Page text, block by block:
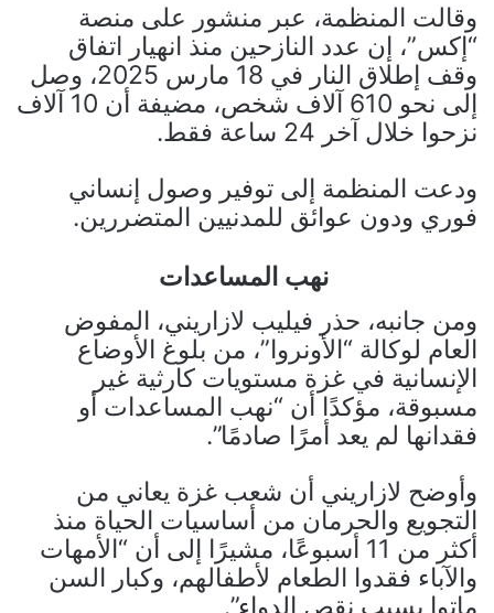
وقالت المنظمة، عبر منشور على منصة
“إكس”، إن عدد النازحين منذ انهيار اتفاق
وقف إطلاق النار في 18 مارس 2025، وصل
إلى نحو 610 آلاف شخص، مضيفة أن 10 آلاف
نزحوا خلال آخر 24 ساعة فقط.
ودعت المنظمة إلى توفير وصول إنساني
فوري ودون عوائق للمدنيين المتضررين.
نهب المساعدات
ومن جانبه، حذر فيليب لازاريني، المفوض
العام لوكالة “الأونروا”، من بلوغ الأوضاع
الإنسانية في غزة مستويات كارثية غير
مسبوقة، مؤكدًا أن “نهب المساعدات أو
فقدانها لم يعد أمرًا صادمًا”.
وأوضح لازاريني أن شعب غزة يعاني من
التجويع والحرمان من أساسيات الحياة منذ
أكثر من 11 أسبوعًا، مشيرًا إلى أن “الأمهات
والآباء فقدوا الطعام لأطفالهم، وكبار السن
ماتوا بسبب نقص الدواء”.